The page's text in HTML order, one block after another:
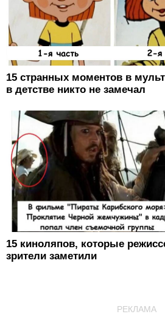
15 странных моментов в
в детстве никто не замечал
15 киноляпов, которые
зрители заметили
РЕКЛАМА